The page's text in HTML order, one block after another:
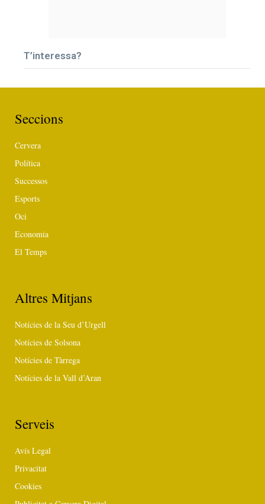
T’interessa?
Seccions
Cervera
Política
Successos
Esports
Oci
Economia
El Temps
Altres Mitjans
Notícies de la Seu d’Urgell
Notícies de Solsona
Notícies de Tàrrega
Notícies de la Vall d’Aran
Serveis
Avís Legal
Privacitat
Cookies